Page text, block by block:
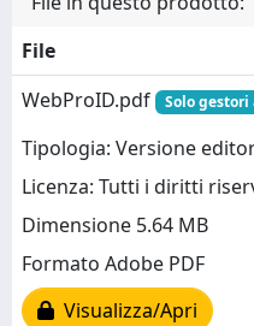
File
WebProID.pdf
Solo
Tipologia: Versione
Licenza: Tutti i diritti
Dimensione 5.64 MB
Formato Adobe PDF
Visualizza/Apri